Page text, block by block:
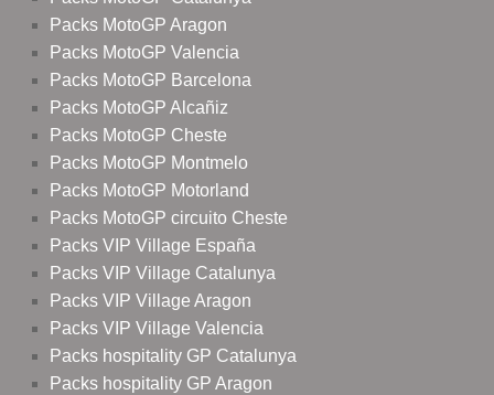
Packs MotoGP Aragon
Packs MotoGP Valencia
Packs MotoGP Barcelona
Packs MotoGP Alcañiz
Packs MotoGP Cheste
Packs MotoGP Montmelo
Packs MotoGP Motorland
Packs MotoGP circuito Cheste
Packs VIP Village España
Packs VIP Village Catalunya
Packs VIP Village Aragon
Packs VIP Village Valencia
Packs hospitality GP Catalunya
Packs hospitality GP Aragon